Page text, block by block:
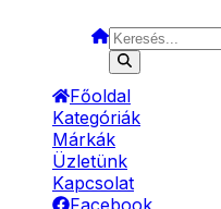
Főoldal
Kategóriák
Márkák
Üzletünk
Kapcsolat
Facebook